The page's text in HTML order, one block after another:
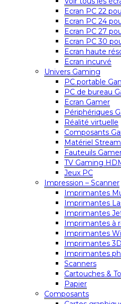
Ecran PC 22
Ecran PC 24
Ecran PC 27
Ecran PC 30
Ecran haute
Ecran incurvé
Univers Gaming
PC portable
PC de bureau
Ecran Gamer
Périphériques
Réalité virtuelle
Composants
Matériel
Fauteuils
TV Gaming
Jeux PC
Impression – Scanner
Imprimantes
Imprimantes
Imprimantes
Imprimantes à
Imprimantes
Imprimantes 3D
Imprimantes
Scanners
Cartouches &
Papier
Composants